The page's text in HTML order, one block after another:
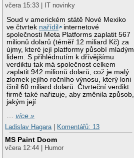
včera 15:33 | IT novinky
Soud v americkém státě Nové Mexiko
ve čtvrtek nařídil
internetové
společnosti Meta Platforms zaplatit 567
milionů dolarů (téměř 12 miliard Kč) za
újmy, které její platformy působí mladým
lidem. S přihlédnutím k dřívějšímu
verdiktu tak má společnost celkem
zaplatit 942 milionů dolarů, což je malý
zlomek jejího ročního výnosu, který loni
činil 60 miliard dolarů. Čtvrteční verdikt
firmě také nařizuje, aby změnila způsob,
jakým její
…více »
Ladislav Hagara
Komentářů: 13
MS Paint Doom
včera 12:44 | Humor